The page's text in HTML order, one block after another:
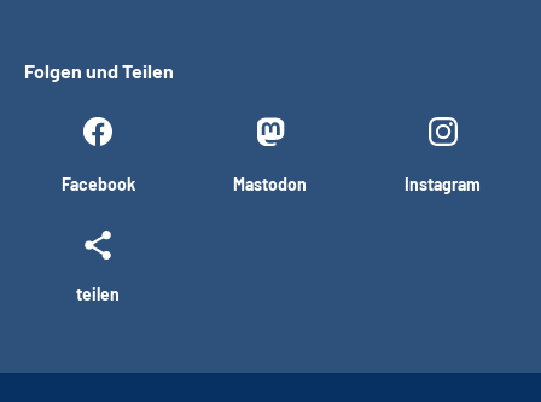
Folgen und Teilen
Facebook Mastodon Instagram
teilen